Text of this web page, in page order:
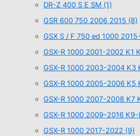
DR-Z 400 S E SM (1)
GSR 600 750 2006 2015 (8)
GSX S / F 750 ed 1000
GSX-R 1000 2001-2002 K1
GSX-R 1000 2003-2004 K3
GSX-R 1000 2005-2006 K5
GSX-R 1000 2007-2008 K7
GSX-R 1000 2009-2016 K9-
GSX-R 1000 2017-2022 (9)